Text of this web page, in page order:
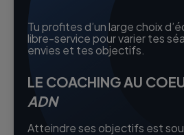
Tu profites d’un large choix
libre-service pour varier tes
envies et tes objectifs.
LE COACHING AU
ADN
Atteindre ses objectifs est